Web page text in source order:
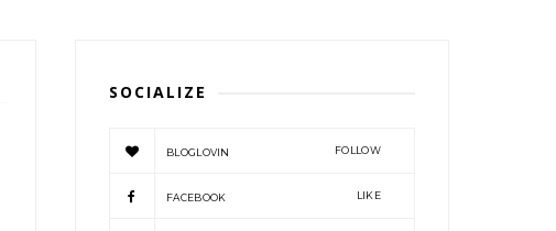
SOCIALIZE
BLOGLOVIN FOLLOW
FACEBOOK LIKE